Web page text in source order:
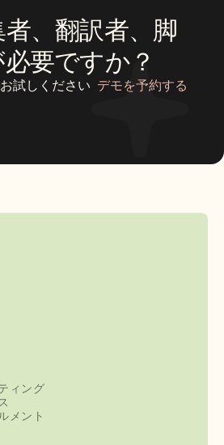
、翻訳者、脚
要ですか？
試しください デモを予約する
ィング
メント